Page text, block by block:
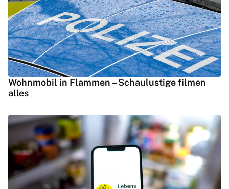
Wohnmobil in Flammen – Schaulustige filmen
alles